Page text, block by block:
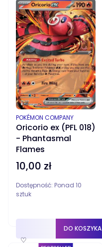
Oricorio ex (PFL 018)
- Phantasmal
Flames
PRODUCENT
POKÉMON COMPANY
Cena
10,00 zł
Dostępność: Ponad 10
sztuk
♡
DO KOSZYKA